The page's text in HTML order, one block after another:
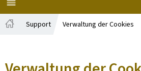
MENÜ
HAUPT-
Support Verwaltung der Cookies